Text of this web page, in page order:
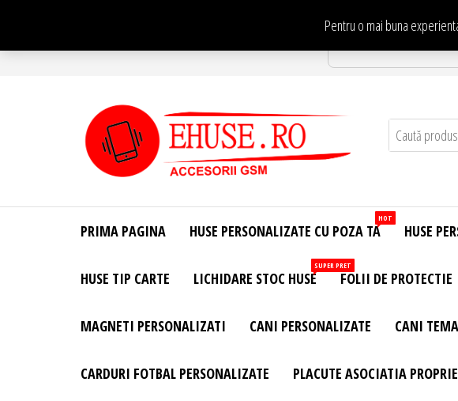
conținut
Pentru o mai buna
Te
Site Oficial .
Huse
Personalizate
Huse
Personalizate
Telefon –
– Accesorii
PRIMA PAGINA HUSE PERSONALIZATE CU POZA TA
HOT
HUSE
HUSE TIP CARTE LICHIDARE STOC HUSE
SUPER PRET
FOLII DE PROTECTIE
MAGNETI PERSONALIZATI CANI PERSONALIZATE CANI
CARDURI FOTBAL PERSONALIZATE PLACUTE ASOCIATIA